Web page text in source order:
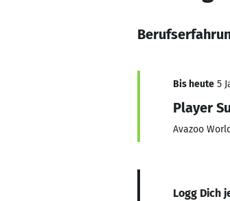
Bis heute 5
Player
Avazoo
Logg Dich